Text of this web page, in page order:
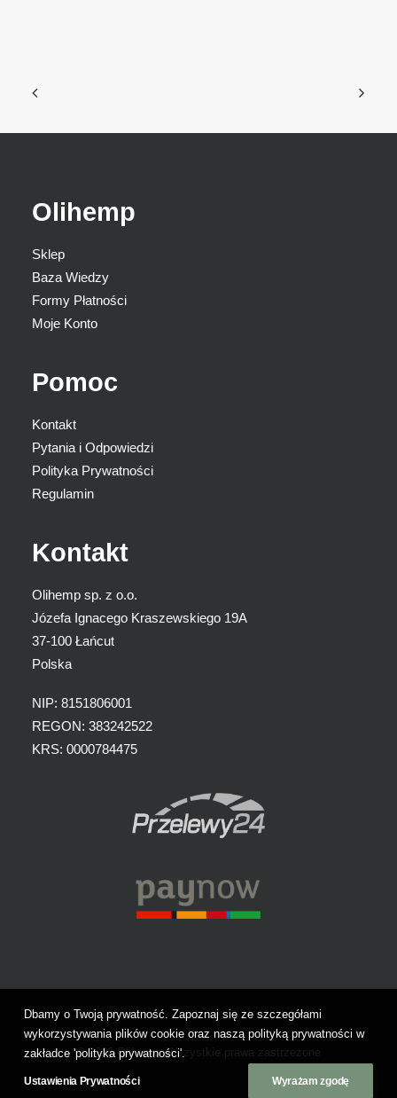
Olihemp
Sklep
Baza Wiedzy
Formy Płatności
Moje Konto
Pomoc
Kontakt
Pytania i Odpowiedzi
Polityka Prywatności
Regulamin
Kontakt
Olihemp sp. z o.o.
Józefa Ignacego Kraszewskiego 19A
37-100 Łańcut
Polska
NIP: 8151806001
REGON: 383242522
KRS: 0000784475
© 2026 Olihemp. Wszystkie prawa zastrzeżone
Dbamy o Twoją prywatność. Zapoznaj się ze szczegółami
wykorzystywania plików cookie oraz naszą polityką prywatności w
zakładce 'polityka prywatności'.
Ustawienia Prywatności Wyrażam zgodę